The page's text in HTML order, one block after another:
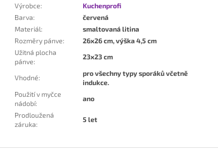
Výrobce:
Kuchenprofi
Barva:
červená
Materiál:
smaltovaná litina
Rozměry pánve:
26x26 cm, výška 4,5 cm
Užitná plocha
pánve:
23x23 cm
Vhodné:
pro všechny typy sporáků včetně
indukce.
Použití v myčce
nádobí:
ano
Prodloužená
záruka:
5 let